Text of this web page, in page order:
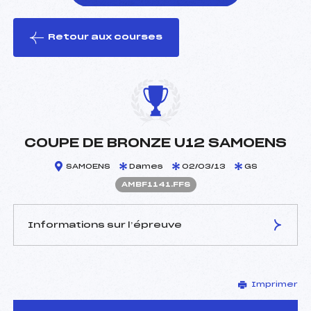
le ski
Retour aux courses
COUPE DE BRONZE U12 SAMOENS
SAMOENS Dames 02/03/13 GS
AMBF1141.FFS
Informations sur l’épreuve
THEVENET THIERRY (MB)
Arbitre :
DENERIAZ VINCENT (MB)
Imprimer